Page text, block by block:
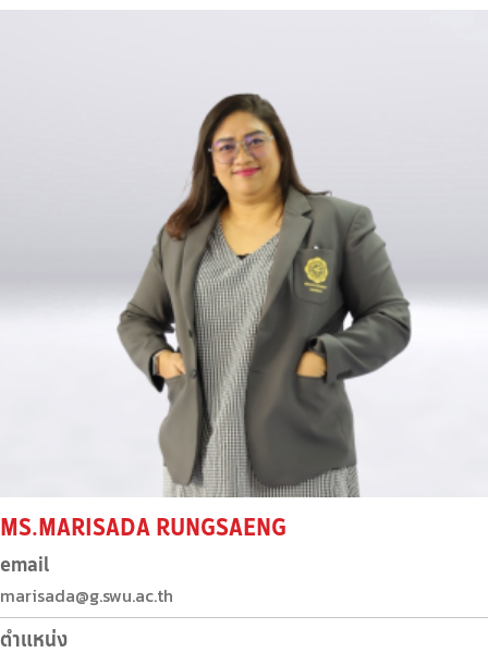
MS.MARISADA RUNGSAENG
email
marisada@g.swu.ac.th
ตําแหน่ง